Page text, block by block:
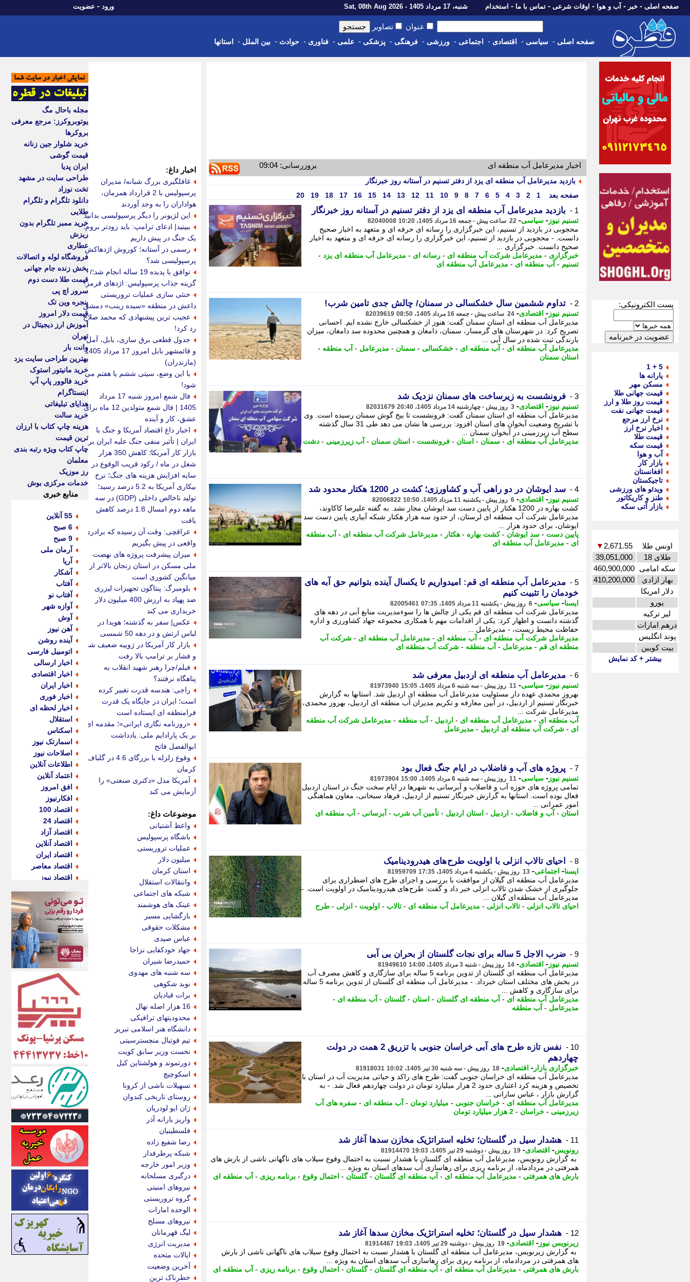
صفحه اصلی - خبر - آب و هوا - اوقات شرعی - تماس با ما - استخدام شنبه، 17 مرداد 1405 - Sat, 08th Aug 2026 ورود - عضویت
عنوان تصاویر
صفحه اصلی - سیاسی - اقتصادی - اجتماعی - ورزشی - فرهنگی - پزشکی - علمی - فناوری - حوادث - بین الملل - استانها
پست الکترونیکی:
5 + 1
یارانه ها
مسکن مهر
قیمت جهانی طلا
قیمت روز طلا و ارز
قیمت جهانی نفت
نرخ ارز مرجع
اخبار نرخ ارز
قیمت طلا
قیمت سکه
آب و هوا
بازار کار
افغانستان
تاجیکستان
ویدئو های ورزشی
طنز و کاریکاتور
بازار آتی سکه
اونس طلا 2,671.55
▼
طلای 18
39,051,000
سکه امامی 460,900,000
بهار ازادی
410,200,000
دلار امریکا
یورو
لیر ترکیه
درهم امارات
پوند انگلیس
بیت کویین
بیشتر + کد نمایش
اخبار مدیرعامل آب منطقه ای بروزرسانی: 09:04
بازدید مدیرعامل آب منطقه ای یزد از دفتر تسنیم در آستانه روز خبرنگار
صفحه بعد
1
2
3
4
5
6
7
8
9
10
11
12
13
14
15
16
17
18
19
20
1 - بازدید مدیرعامل آب منطقه ای یزد از دفتر تسنیم در آستانه روز خبرنگار
تسنیم نیوز - سیاسی- 22 ساعت پیش - جمعه 16 مرداد 1405، 10:20 82040008
محجوبی در بازدید از تسنیم، این خبرگزاری را رسانه ای حرفه ای و متعهد به اخبار صحیح
دانست. - محجوبی در بازدید از تسنیم، این خبرگزاری را رسانه ای حرفه ای و متعهد به اخبار
صحیح دانست. خبرگزاری ...
خبرگزاری - مدیرعامل شرکت آب منطقه ای - رسانه ای - مدیرعامل آب منطقه ای یزد -
تسنیم - آب منطقه ای - مدیرعامل آب منطقه ای
2 - تداوم ششمین سال خشکسالی در سمنان/ چالش جدی تامین شرب!
تسنیم نیوز - اقتصادی- 24 ساعت پیش - جمعه 16 مرداد 1405، 08:50 82039619
مدیرعامل آب منطقه ای استان سمنان گفت: هنوز از خشکسالی خارج نشده ایم. احسانی
تصریح کرد: در شهرستان های گرمسار، سمنان، دامغان و همچنین محدوده سد دامغان، میزان
بارندگی ثبت شده در سال آبی ...
مدیرعامل آب منطقه ای - آب منطقه ای - خشکسالی - سمنان - مدیرعامل - آب منطقه -
استان سمنان
3 - فرونشست به زیرساخت های سمنان نزدیک شد
تسنیم نیوز - اقتصادی- 3 روز پیش - چهارشنبه 14 مرداد 1405، 20:40 82031679
مدیرعامل آب منطقه ای استان سمنان گفت: فرونشست تا بیخ گوش سمنان رسیده است. وی
با تشریح وضعیت آبخوان های استان افزود: بررسی ها نشان می دهد طی 31 سال گذشته
سطح آب زیرزمینی در آبخوان سمنان ...
مدیرعامل آب منطقه ای - سمنان - استان - فرونشست - استان سمنان - آب زیرزمینی - دشت
4 - سد ایوشان در دو راهی آب و کشاورزی؛ کشت در 1200 هکتار محدود شد
تسنیم نیوز - اقتصادی- 6 روز پیش - یکشنبه 11 مرداد 1405، 10:50 82006822
کشت بهاره در 1200 هکتار از پایین دست سد ایوشان مجاز نشد. به گفته علیرضا کاکاوند،
مدیرعامل شرکت آب منطقه ای لرستان، از حدود سه هزار هکتار شبکه آبیاری پایین دست سد
ایوشان، برای حدود هزار ...
پایین دست - سد ایوشان -کشت بهاره - هکتار - مدیرعامل شرکت آب منطقه ای - آب منطقه
ای - مدیرعامل آب منطقه ای
5 -
مدیرعامل آب منطقه ای قم: امیدواریم تا یکسال آینده بتوانیم حق آبه های
خودمان را تثبیت کنیم
ایسنا- سیاسی- 6 روز پیش - یکشنبه 11 مرداد 1405، 07:35 82005461
مدیرعامل شرکت آب منطقه ای قم یکی از چالش ها را سوءمدیریت منابع آبی در دهه های
گذشته دانست و اظهار کرد: یکی از اقدامات مهم با همکاری مجموعه جهاد کشاورزی و اداره
حفاظت محیط زیست، - مدیرعامل ...
مدیرعامل شرکت آب منطقه ای - آب منطقه ای - مدیرعامل آب منطقه ای - شرکت آب
منطقه ای قم - مدیرعامل - آب منطقه - شرکت آب منطقه ای
6 - مدیرعامل آب منطقه ای اردبیل معرفی شد
تسنیم نیوز - سیاسی- 11 روز پیش - سه شنبه 6 مرداد 1405، 15:05 81973940
بهروز محمدی عهده دار مسئولیت مدیرعامل آب منطقه ای اردبیل شد. استانها به گزارش
خبرنگار تسنیم از اردبیل، در آیین معارفه و تکریم مدیران آب منطقه ای اردبیل، بهروز محمدی،
مدیرعامل شرکت ...
آب منطقه ای - مدیرعامل آب منطقه ای - اردبیل - آب منطقه - مدیرعامل شرکت آب منطقه
ای - شرکت آب منطقه ای اردبیل - مدیرعامل
7 - پروژه های آب و فاضلاب در ایام جنگ فعال بود
تسنیم نیوز - سیاسی- 11 روز پیش - سه شنبه 6 مرداد 1405، 15:00 81973904
تمامی پروژه های حوزه آب و فاضلاب و آبرسانی به شهرها در ایام سخت جنگ در استان اردبیل
فعال بوده است. استانها به گزارش خبرنگار تسنیم از اردبیل، فرهاد سبحانی، معاون هماهنگی
امور عمرانی ...
استان - آب و فاضلاب - اردبیل - استان اردبیل - تأمین آب شرب - آبرسانی - آب منطقه ای
8 - احیای تالاب انزلی با اولویت طرح های هیدرودینامیک
ایسنا- اجتماعی- 13 روز پیش - یکشنبه 4 مرداد 1405، 17:35 81959709
مدیرعامل آب منطقه ای گیلان از موافقت با بررسی و اجرای طرح های اضطراری برای
جلوگیری از خشک شدن تالاب انزلی خبر داد و گفت: طرح های هیدرودینامیک در اولویت است. -
مدیرعامل آب منطقه ای گیلان ...
احیای تالاب انزلی - تالاب انزلی - مدیرعامل آب منطقه ای - تالاب - اولویت - انزلی - طرح
9 - ضرب الاجل 5 ساله برای نجات گلستان از بحران بی آبی
تسنیم نیوز - اقتصادی- 14 روز پیش - شنبه 3 مرداد 1405، 14:00 81949610
مدیرعامل آب منطقه ای گلستان از تدوین برنامه 5 ساله برای سازگاری و کاهش مصرف آب
در بخش های مختلف استان خبرداد. - مدیرعامل آب منطقه ای گلستان از تدوین برنامه 5 ساله
برای سازگاری و کاهش ...
مدیرعامل آب منطقه ای - آب منطقه ای گلستان - استان -گلستان - آب منطقه ای -
مدیرعامل - آب منطقه
10 -
نفس تازه طرح های آبی خراسان جنوبی با تزریق 2 همت در دولت
چهاردهم
خبرگزاری بازار - اقتصادی- 18 روز پیش - سه شنبه 30 تیر 1405، 10:02 81918031
مدیرعامل آب منطقه ای خراسان جنوبی گفت: طرح های راکد و حیاتی مدیریت آب در استان با
تخصیص و هزینه کرد اعتباری حدود 2 هزار میلیارد تومان در دولت چهاردهم فعال شد. - به
گزارش بازار ، عباس سارانی ...
مدیرعامل آب منطقه ای - خراسان جنوبی - میلیارد تومان - آب منطقه ای - سفره های آب
زیرزمینی - خراسان - 2 هزار میلیارد تومان
11 - هشدار سیل در گلستان؛ تخلیه استراتژیک مخازن سدها آغاز شد
رونویس- اقتصادی- 19 روز پیش - دوشنبه 29 تیر 1405، 19:03 81914470
به گزارش رونویس، مدیرعامل آب منطقه ای گلستان با هشدار نسبت به احتمال وقوع سیلاب های ناگهانی ناشی از بارش های
همرفتی در مردادماه، از برنامه ریزی برای رهاسازی آب سدهای استان به ویژه ...
بارش های همرفتی - مدیرعامل آب منطقه ای - آب منطقه ای گلستان -گلستان - احتمال وقوع - برنامه ریزی - آب منطقه ای
12 - هشدار سیل در گلستان؛ تخلیه استراتژیک مخازن سدها آغاز شد
زیرنویس نیوز - اقتصادی- 19 روز پیش - دوشنبه 29 تیر 1405، 19:03 81914467
به گزارش زیرنویس، مدیرعامل آب منطقه ای گلستان با هشدار نسبت به احتمال وقوع سیلاب های ناگهانی ناشی از بارش
های همرفتی در مردادماه، از برنامه ریزی برای رهاسازی آب سدهای استان به ویژه ...
بارش های همرفتی - مدیرعامل آب منطقه ای - آب منطقه ای گلستان -گلستان - احتمال وقوع - برنامه ریزی - آب منطقه ای
اخبار داغ:
غافلگیری بزرگ شبانه/ مدیران
پرسپولیس با 2 قرارداد همزمان،
هواداران را به وجد آوردند
این لژیونر را دیگر پرسپولیسی بدانید
ببینید| ادعای ترامپ: باید زودتر بروم؛
یک جنگ در پیش داریم
رسمی در آستانه؛ کوروش اژدهاکش
پرسپولیسی شد؟
توافق با پدیده 19 ساله انجام شد؛/
گزینه جذاب پرسپولیس: اژدهای قرمز!
خنثی سازی عملیات تروریستی
داعش در منطقه «سیده زینب» دمشق
عجیب ترین پیشنهادی که محمد صلاح
رد کرد!
جدول قطعی برق ساری، بابل، آمل
و قائمشهر بابل امروز 17 مرداد 1405
(مازندران)
با این وضع، سیتی ششم یا هفتم می
شود!
فال شمع امروز شنبه 17 مرداد
1405 | فال شمع متولدین 12 ماه برای
عشق، کار و آینده
اخبار داغ اقتصاد آمریکا و جنگ با
ایران | تأثیر منفی جنگ علیه ایران بر
بازار کار آمریکا؛ کاهش 350 هزار
شغل در ماه / رکود قریب الوقوع در
سایه افزایش هزینه های جنگ؛ نرخ
بیکاری آمریکا به 5.2 درصد رسید؛
تولید ناخالص داخلی (GDP) در سه
ماهه دوم امسال 1.8 درصد کاهش
یافت
عراقچی: وقت آن رسیده که برادری
واقعی در پیش بگیریم
میزان پیشرفت پروژه های نهضت
ملی مسکن در استان زنجان بالاتر از
میانگین کشوری است
بلومبرگ: پنتاگون تجهیزات لیزری
ضد پهپاد به ارزش 400 میلیون دلار
خریداری می کند
عکس| سفر به گذشته؛ هویدا در
لباس ارتش و در دهه 50 شمسی
بازار کار آمریکا در ژوییه ضعیف شد
و فشار بر ترامپ بالا رفت
فیلم/چرا رهبر شهید انقلاب به
پناهگاه نرفتند؟
راجی: هندسه قدرت تغییر کرده
است؛ ایران در جایگاه یک قدرت
فرامنطقه ای ایستاده است
«روزنامه نگاری ایرانی»؛ مقدمه ای
بر یک پارادایم ملی: یادداشت
ابوالفضل فاتح
وقوع زلزله با بزرگای 4.6 در گلباف
کرمان
آمریکا مدل «دکتری صنعتی» را
آزمایش می کند
موضوعات داغ:
واعظ آشتیانی
باشگاه پرسپولیس
عملیات تروریستی
میلیون دلار
استان کرمان
وانتقالات استقلال
شبکه های اجتماعی
عینک های هوشمند
بازگشایی مسیر
مشکلات حقوقی
عباس صیدی
جهاد خودکفایی نزاجا
حمیدرضا شیران
سه شنبه های مهدوی
نوید شکوهی
برات قبادیان
16 هزار اصله نهال
محدودیتهای ترافیکی
دانشگاه هنر اسلامی تبریز
تیم فوتبال منچسترسیتی
نخست وزیر سابق کویت
دورتموند و هولشتاین کیل
اسکوچیچ
تسهیلات ناشی از کرونا
روستای تاریخی کندوان
ژان ایو لودریان
واریز یارانه آذر
فلسطینیان
رضا شفیع زاده
شبکه پرطرفدار
وزیر امور خارجه
درگیری مسلحانه
نیروهای امنیتی
گروه تروریستی
الوحده امارات
نیروهای مسلح
لیگ قهرمانان
مدیریت انرژی
ایالات متحده
آخرین وضعیت
خطرناک ترین
مجله باحال مگ
یوتوبروکرز: مرجع معرفی
بروکرها
خرید شلوار جین زنانه
قیمت گوشی
ایران پدیا
طراحی سایت در مشهد
تخت نوزاد
دانلود تلگرام و تلگرام
طلایی
خرید ممبر تلگرام بدون
ریزش
عطاری
فروشگاه لوله و اتصالات
پخش زنده جام جهانی
قیمت طلا دست دوم
سرور اچ پی
پنجره وین تک
قیمت دلار امروز
آموزش ارز دیجیتال در
تهران
وانت بار
بهترین طراحی سایت یزد
خرید مانیتور استوک
خرید فالوور پاپ آپ
اینستاگرام
هدایای تبلیغاتی
خرید سالت
هزینه چاپ کتاب با ارزان
ترین قیمت
چاپ کتاب ویژه رتبه بندی
معلمان
رز موزیک
خدمات مرکزی بوش
منابع خبری
55 آنلاین
6 صبح
9 صبح
آرمان ملی
آریا
آشکار
آفتاب
آفتاب نو
آوازه شهر
آوش
آهن نیوز
آینده روشن
اتومبیل فارسی
اخبار ارسالی
اخبار اقتصادی
اخبار ایران
اخبار فوری
اخبار لحظه ای
استقلال
اسکناس
اسمارتک نیوز
اصلاحات نیوز
اطلاعات آنلاین
اعتماد آنلاین
افق امروز
افکارنیوز
اقتصاد 100
اقتصاد 24
اقتصاد آزاد
اقتصاد آنلاین
اقتصاد ایران
اقتصاد معاصر
اقتصاد نیوز
اکوفارس
اکونگار
اکونیوز
الف
انتشار آنلاین
اندیشه قرن
اندیشه معاصر
اندیشه ها
انرژی پرس
ای استخدام
ایتنا
ایراف
ایران آرت
ایران آنلاین
ایران زندگی
ایران فوری
ایرانی روز
ایرانیتال
ایرنا
ایسکانیوز
ایسنا
ایکنا
ایلنا
اینتیتر
ایونا نیوز
بازتاب آنلاین
باشگاه خبرنگاران
باغستان نیوز
بامبوک
ببین و بخون
بدینسان
بنکر